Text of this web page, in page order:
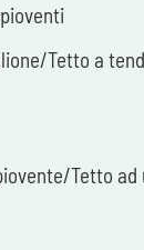
Tetto a
Tetto ad